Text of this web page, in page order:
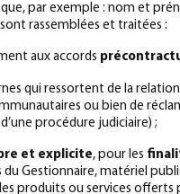
par exemple : nom et
rassemblées et traitées :
aux accords
qui ressortent de la
ou bien de
procédure judiciaire) ;
et explicite, pour les
Gestionnaire, matériel
produits ou services